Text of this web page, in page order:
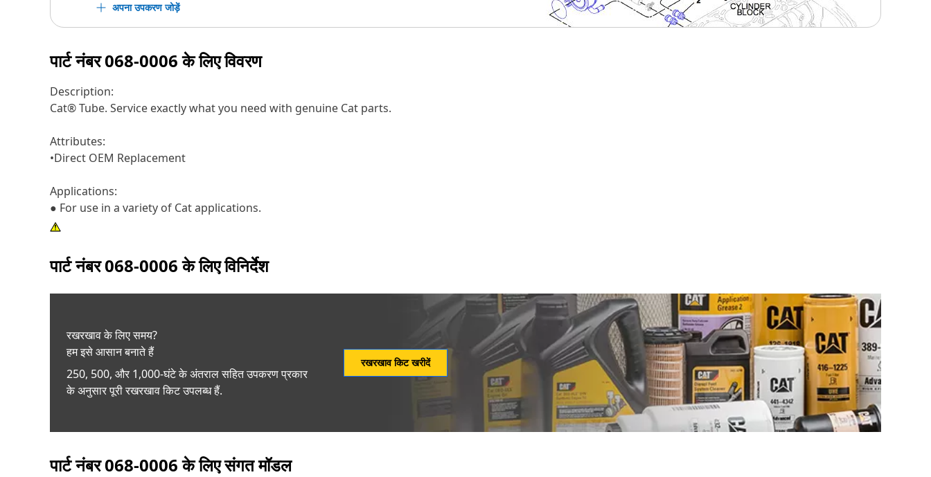
अपना उपकरण जोड़ें
पार्ट नंबर068-0006के लिए विवरण
Description:
Cat® Tube. Service exactly what you need with genuine Cat parts.
Attributes:
•Direct OEM Replacement
Applications:
● For use in a variety of Cat applications.
पार्ट नंबर068-0006के लिए विनिर्देश
रखरखाव के लिए समय?
हम इसे आसान बनाते हैं
250, 500, और 1,000-घंटे के अंतराल सहित उपकरण प्रकार
के अनुसार पूरी रखरखाव किट उपलब्ध हैं.
रखरखाव किट खरीदें
पार्ट नंबर068-0006के लिए संगत मॉडल